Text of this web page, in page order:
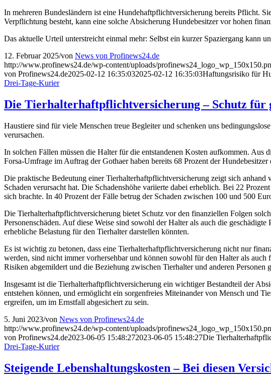
In mehreren Bundesländern ist eine Hundehaftpflichtversicherung bereits Pflicht.
Verpflichtung besteht, kann eine solche Absicherung Hundebesitzer vor hohen
Das aktuelle Urteil unterstreicht einmal mehr: Selbst ein kurzer Spaziergang kann
12. Februar 2025/von News von Profinews24.de
http://www.profinews24.de/wp-content/uploads/
von Profinews24.de2025-02-12 16:35:032025-02-12 16:35:03Haftungsrisiko für
Drei-Tage-Kurier
Die Tierhalterhaftpflichtversicherung – Schutz für
Haustiere sind für viele Menschen treue Begleiter und schenken uns
verursachen.
In solchen Fällen müssen die Halter für die entstandenen Kosten aufkommen.
Forsa-Umfrage im Auftrag der Gothaer haben bereits 68 Prozent der
Die praktische Bedeutung einer Tierhalterhaftpflichtversicherung zeigt sich
Schaden verursacht hat. Die Schadenshöhe variierte dabei erheblich. Bei 22
sich brachte. In 40 Prozent der Fälle betrug der Schaden zwischen 100 und 500
Die Tierhalterhaftpflichtversicherung bietet Schutz vor den finanziellen Folgen
Personenschäden. Auf diese Weise sind sowohl der Halter als auch die
erhebliche Belastung für den Tierhalter darstellen könnten.
Es ist wichtig zu betonen, dass eine Tierhalterhaftpflichtversicherung nicht nur
werden, sind nicht immer vorhersehbar und können sowohl für den Halter als
Risiken abgemildert und die Beziehung zwischen Tierhalter und anderen Personen
Insgesamt ist die Tierhalterhaftpflichtversicherung ein wichtiger Bestandteil der
entstehen können, und ermöglicht ein sorgenfreies Miteinander von Mensch und
ergreifen, um im Ernstfall abgesichert zu sein.
5. Juni 2023/von News von Profinews24.de
http://www.profinews24.de/wp-content/uploads/
von Profinews24.de2023-06-05 15:48:272023-06-05 15:48:27Die
Drei-Tage-Kurier
Steigende Lebenshaltungskosten – Bei diesen